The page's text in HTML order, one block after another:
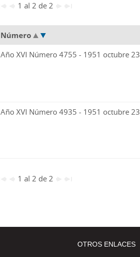
1 al 2 de 2
Número
Año XVI Número 4755 - 1951 octubre 23
Año XVI Número 4935 - 1951 octubre 23
1 al 2 de 2
OTROS ENLACES